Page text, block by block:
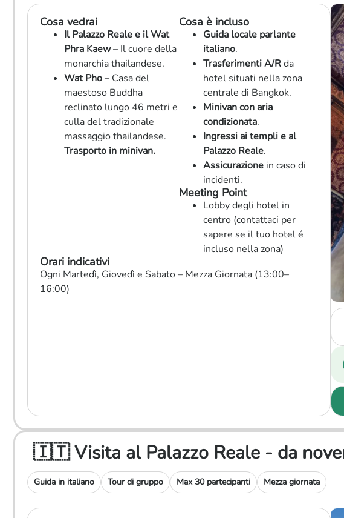
Cosa vedrai
Il Palazzo Reale e il Wat
Phra Kaew– Il cuore della
monarchia thailandese.
Wat Pho– Casa del
maestoso Buddha
reclinato lungo 46 metri e
culla del tradizionale
massaggio thailandese.
Trasporto in minivan.
Cosa è incluso
Guida locale parlante
italiano.
Trasferimenti A/Rda
hotel situati nella zona
centrale di Bangkok.
Minivan con aria
condizionata.
Ingressi ai templi e al
Palazzo Reale.
Assicurazionein caso di
incidenti.
Meeting Point
Lobby degli hotel in
centro (contattaci per
sapere se il tuo hotel é
incluso nella zona)
Orari indicativi
Ogni Martedì, Giovedì e Sabato – Mezza Giornata (13:00–
16:00)
🇮🇹 Visita al Palazzo Reale - da
Guida in italiano Tour di gruppo Max 30 partecipanti Mezza giornata